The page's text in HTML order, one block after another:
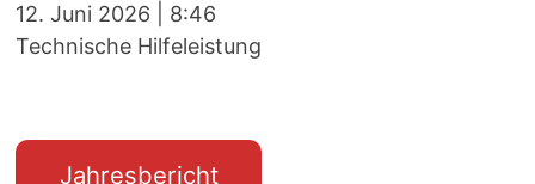
12. Juni 2026
8:46
Technische Hilfeleistung
Jahresbericht